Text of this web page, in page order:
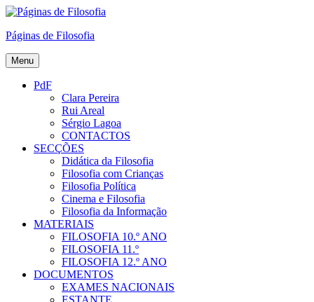
Skip
content
Páginas de Filosofia
Menu
PdF
Clara Pereira
Rui Areal
Sérgio Lagoa
CONTACTOS
SECÇÕES
Didática da Filosofia
Filosofia com Crianças
Filosofia Política
Cinema e Filosofia
Filosofia da Informação
MATERIAIS
FILOSOFIA 10.º ANO
FILOSOFIA 11.º
FILOSOFIA 12.º ANO
DOCUMENTOS
EXAMES NACIONAIS
ESTANTE